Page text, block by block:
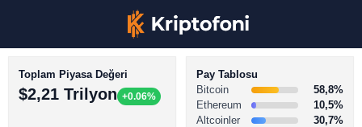
Toplam Piyasa Değeri
$2,21 Trilyon +0.06%
Pay Tablosu
Bitcoin
58,8%
Ethereum
10,5%
Altcoinler
30,7%